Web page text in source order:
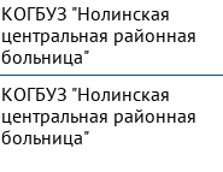
КОГБУЗ "Нолинская
центральная районная
больница"
КОГБУЗ "Нолинская
центральная районная
больница"